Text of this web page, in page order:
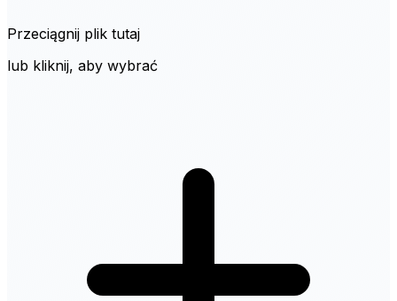
Przeciągnij plik tutaj
lub kliknij, aby wybrać